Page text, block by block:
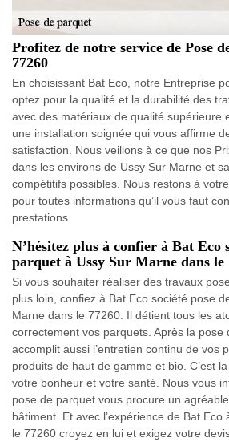
Profitez de notre service de Pose
77260
En choisissant Bat Eco, notre Entreprise
optez pour la qualité et la durabilité des
avec des matériaux de qualité supérieure
une installation soignée qui vous affirme
satisfaction. Nous veillons à ce que nos
dans les environs de Ussy Sur Marne et
compétitifs possibles. Nous restons à
pour toutes informations qu’il vous faut
prestations.
N’hésitez plus à confier à Bat Eco
parquet à Ussy Sur Marne dans le
Si vous souhaiter réaliser des travaux
plus loin, confiez à Bat Eco société pose
Marne dans le 77260. Il détient tous les
correctement vos parquets. Après la pose
accomplit aussi l’entretien continu de vos
produits de haut de gamme et bio. C’est
votre bonheur et votre santé. Nous vous
pose de parquet vous procure un
bâtiment. Et avec l’expérience de Bat
le 77260 croyez en lui et exigez votre